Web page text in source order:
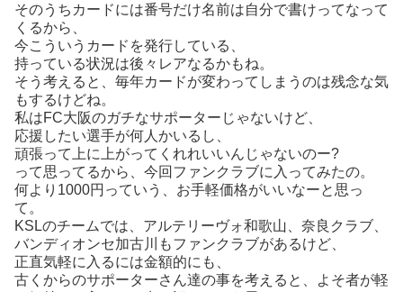
そのうちカードには番号だけ名前は自分で書けってなって
くるから、
今こういうカードを発行している、
持っている状況は後々レアなるかもね。
そう考えると、毎年カードが変わってしまうのは残念な気
もするけどね。
私はFC大阪のガチなサポーターじゃないけど、
応援したい選手が何人かいるし、
頑張って上に上がってくれれいいんじゃないのー?
って思ってるから、今回ファンクラブに入ってみたの。
何より1000円っていう、お手軽価格がいいなーと思っ
て。
KSLのチームでは、アルテリーヴォ和歌山、奈良クラブ、
バンディオンセ加古川もファンクラブがあるけど、
正直気軽に入るには金額的にも、
古くからのサポーターさん達の事を考えると、よそ者が軽